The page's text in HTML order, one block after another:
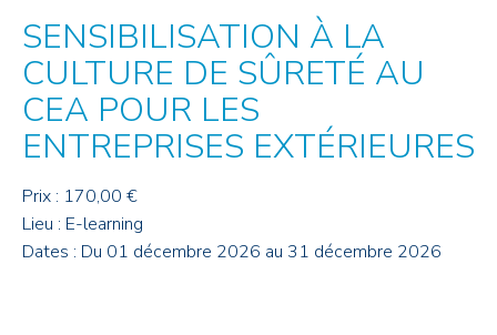
SENSIBILISATION À LA
CULTURE DE SÛRETÉ AU
CEA POUR LES
ENTREPRISES EXTÉRIEURES
Prix : 170,00 €
Lieu : E-learning
Dates : Du 01 décembre 2026 au 31 décembre 2026